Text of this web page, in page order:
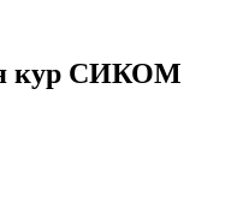
кур СИКОМ